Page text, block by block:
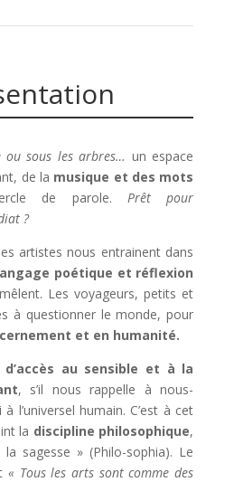
ou sous les arbres… un espace
de la musique et des mots
de parole. Prêt pour
?
artistes nous entrainent dans
poétique et réflexion
Les voyageurs, petits et
à questionner le monde, pour
et en humanité.
au sensible et à la
, s’il nous rappelle à nous-
l’universel humain. C’est à cet
la discipline philosophique,
sagesse » (Philo-sophia). Le
« Tous les arts sont comme des